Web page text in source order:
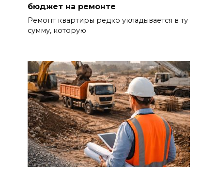
бюджет на ремонте
Ремонт квартиры редко укладывается в ту
сумму, которую